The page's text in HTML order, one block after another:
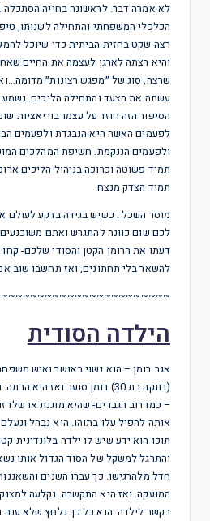
לא אמרה דבר. לראשונה בחייה הסתכלה
הכלכלי המשפחתי והתחילה לשנותו,
רצה שקט בחזית הביתית כדי שיוכל
והיא רצתה לארגן לעצמה את החיים
שרצה, סוג של ״מפגש רצונות״
עשתה את הצעד והתחילה הליכים. נשמע
הסיפור הזה חוזר על עצמו בוריאציות
לפעמים האשה היא הנבגדת ולפעמים
ולפעמים הננקמת. חשיפת המהלכים
תמיד פשוטה וכרוכה בניהול הליכים
תמיד הצדק מנצח.
מוסר השכל : כשיש בגידה ברקע לעולם
לכם שום כוונה להתגרש ואתם
דעתו את הרומן הקטן והסודי שלכם-
להשאר בלי תחתונים, ואז תחשבו שוב
הילדה הסודית
אגב רומן – הוא נשוי באושר ואיש
(רווקה בת 30) רומן סוער ואז
– כמו רוב הגברים- שהיא מוגנת או שלו
אותה להפיל עלו בתוהו. הוא נבהל
תוכו הוא ידע שיש לו ילדה בלונדינית
והתרגל למשקל של הסוד הגדול אותו
חדל מלהרגישו. כך עברו השנים
המועקה. ואז היא התקשרה. נקלעה
בקשר לילדה. הוא כל כך נלחץ שלא ענה